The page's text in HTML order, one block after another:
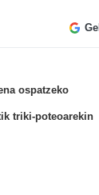
ospatzeko
triki-poteoarekin